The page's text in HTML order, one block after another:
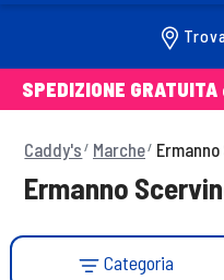
SPEDIZIONE GRATUITA
Caddy's Marche
Ermanno
Categoria